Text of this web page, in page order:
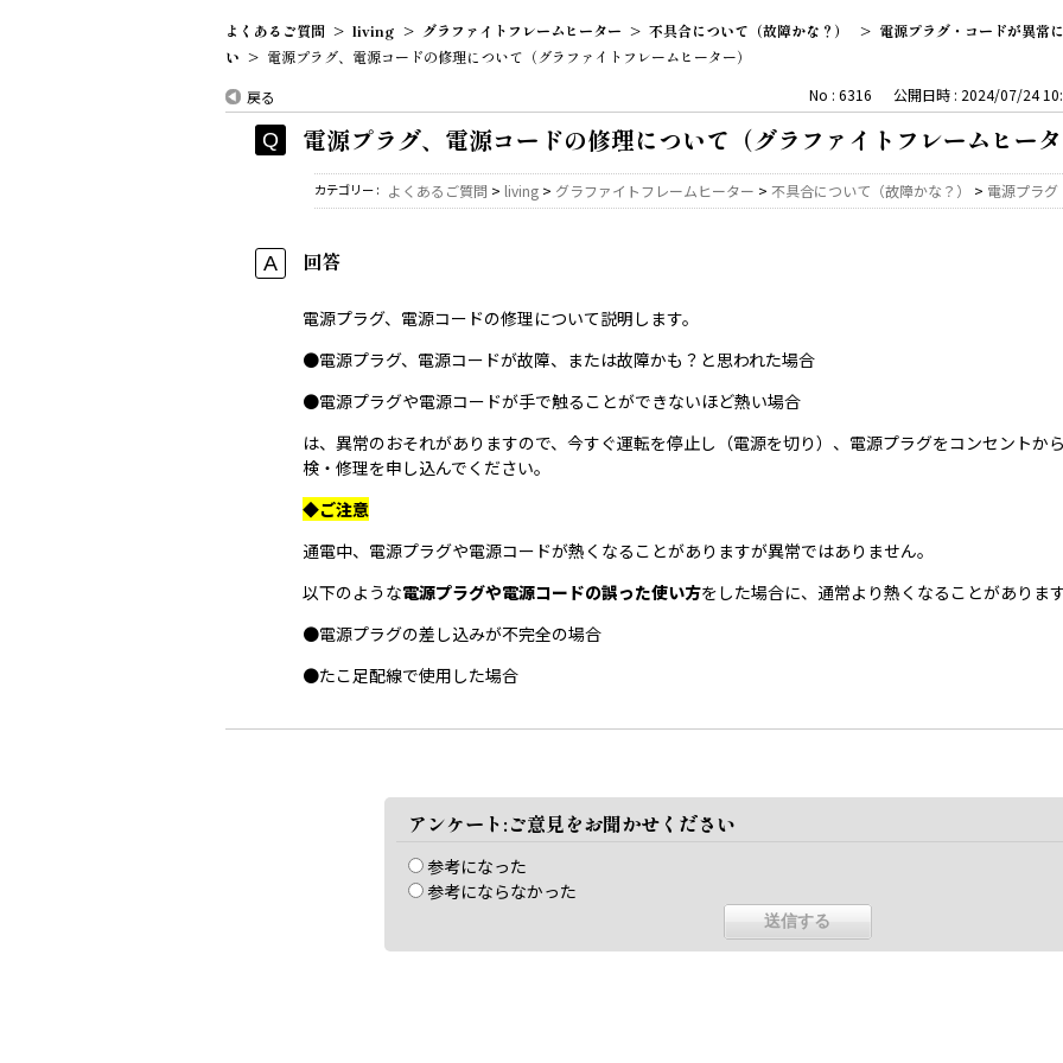
よくあるご質問 > living > グラファイトフレームヒーター > 不具合について（故障かな？） > 電源プラグ・コードが異常
い > 電源プラグ、電源コードの修理について（グラファイトフレームヒーター）
戻る
No : 6316 公開日時 : 2024/07/24
電源プラグ、電源コードの修理について（グラファイトフレームヒー
カテゴリー : よくあるご質問 > living> グラファイトフレームヒーター > 不具合について（故障かな？） > 電源プラ
回答
電源プラグ、電源コードの修理について説明します。
●電源プラグ、電源コードが故障、または故障かも？と思われた場合
●電源プラグや電源コードが手で触ることができないほど熱い場合
は、異常のおそれがありますので、今すぐ運転を停止し（電源を切り）、電源プラグをコンセントか
検・修理を申し込んでください。
◆ご注意
通電中、電源プラグや電源コードが熱くなることがありますが異常ではありません。
以下のような電源プラグや電源コードの誤った使い方をした場合に、通常より熱くなることがありま
●電源プラグの差し込みが不完全の場合
●たこ足配線で使用した場合
アンケート:ご意見をお聞かせください
参考になった
参考にならなかった